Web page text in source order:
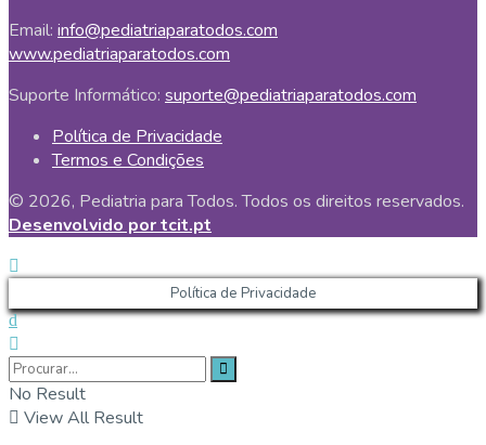
Email: info@pediatriaparatodos.com
www.pediatriaparatodos.com
Suporte Informático: suporte@pediatriaparatodos.com
Política de Privacidade
Termos e Condições
© 2026, Pediatria para Todos. Todos os direitos reservados.
Desenvolvido por tcit.pt
Política de Privacidade
No Result
View All Result